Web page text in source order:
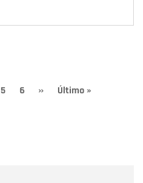
Page
5 Page
6
Siguiente
››
Última
Último »